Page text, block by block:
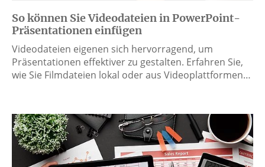
So können Sie Videodateien in PowerPoint-
Präsentationen einfügen
Videodateien eigenen sich hervorragend, um
Präsentationen effektiver zu gestalten. Erfahren Sie,
wie Sie Filmdateien lokal oder aus Videoplattformen…